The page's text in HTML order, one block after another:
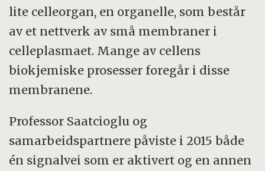
lite celleorgan, en organelle, som består
av et nettverk av små membraner i
celleplasmaet. Mange av cellens
biokjemiske prosesser foregår i disse
membranene.
Professor Saatcioglu og
samarbeidspartnere påviste i 2015 både
én signalvei som er aktivert og en annen